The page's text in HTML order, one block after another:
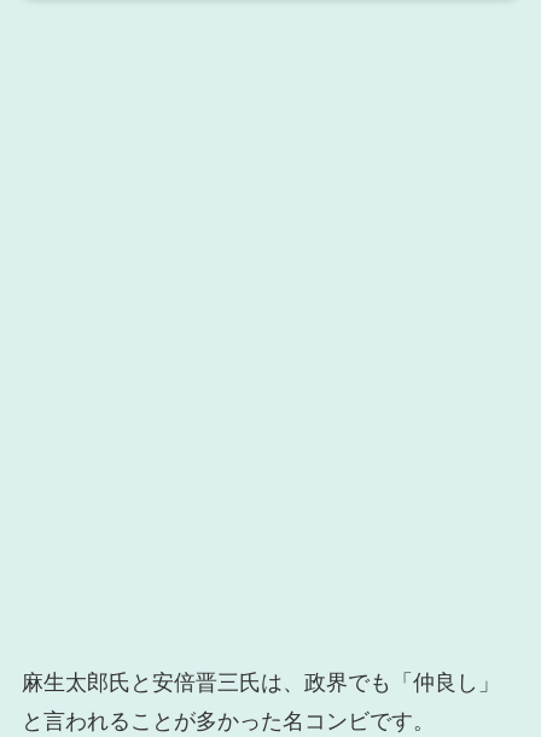
麻生太郎氏と安倍晋三氏は、政界でも「仲良し」
と言われることが多かった名コンビです。